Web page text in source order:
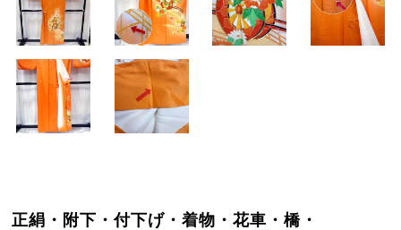
正絹・附下・付下げ・着物・花車・橋・